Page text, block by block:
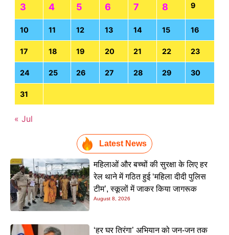
3 4 5 6 7 8 9
10 11 12 13 14 15 16
17 18 19 20 21 22 23
24 25 26 27 28 29 30
31
« Jul
Latest News
महिलाओं और बच्चों की सुरक्षा के लिए हर
रेल थाने में गठित हुई ‘महिला दीदी पुलिस
टीम’, स्कूलों में जाकर किया जागरूक
August 8, 2026
‘हर घर तिरंगा’ अभियान को जन-जन तक